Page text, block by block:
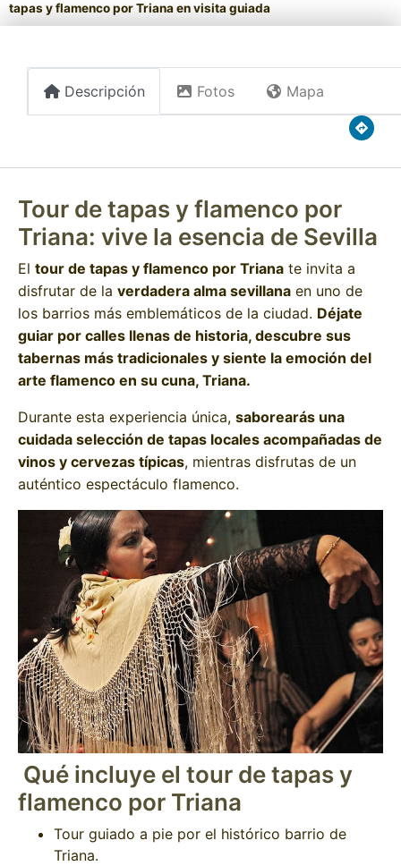
tapas y flamenco por Triana en visita guiada
Descripción Fotos Mapa
Tour de tapas y flamenco por
Triana: vive la esencia de Sevilla
El tour de tapas y flamenco por Triana te invita a
disfrutar de la verdadera alma sevillana en uno de
los barrios más emblemáticos de la ciudad. Déjate
guiar por calles llenas de historia, descubre sus
tabernas más tradicionales y siente la emoción del
arte flamenco en su cuna, Triana.
Durante esta experiencia única, saborearás una
cuidada selección de tapas locales acompañadas de
vinos y cervezas típicas, mientras disfrutas de un
auténtico espectáculo flamenco.
Qué incluye el tour de tapas y
flamenco por Triana
Tour guiado a pie por el histórico barrio de
Triana.